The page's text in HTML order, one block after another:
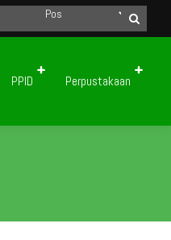
Madrasah Aliyah Negeri 2 Kota
PPID Perpustakaan